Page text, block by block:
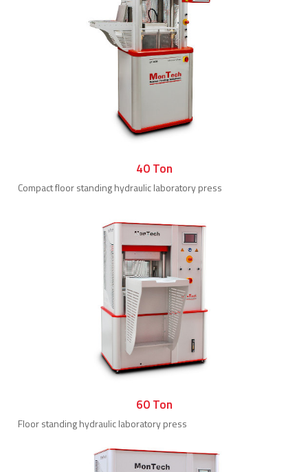
40 Ton
Compact floor standing hydraulic laboratory press
60 Ton
Floor standing hydraulic laboratory press